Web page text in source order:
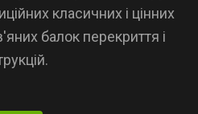
класичних і цінних
балок перекриття і